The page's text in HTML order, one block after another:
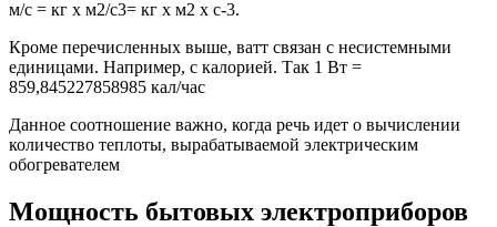
м/с = кг х м2/с3= кг х м2 х с-3.
Кроме перечисленных выше, ватт связан с несистемными
единицами. Например, с калорией. Так 1 Вт =
859,845227858985 кал/час
Данное соотношение важно, когда речь идет о вычислении
количество теплоты, вырабатываемой электрическим
обогревателем
Мощность бытовых электроприборов